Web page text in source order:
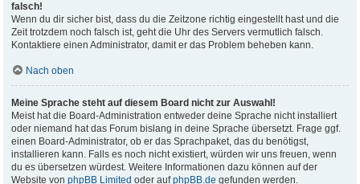
falsch!
Wenn du dir sicher bist, dass du die Zeitzone richtig eingestellt hast und die
Zeit trotzdem noch falsch ist, geht die Uhr des Servers vermutlich falsch.
Kontaktiere einen Administrator, damit er das Problem beheben kann.
Nach oben
Meine Sprache steht auf diesem Board nicht zur Auswahl!
Meist hat die Board-Administration entweder deine Sprache nicht installiert
oder niemand hat das Forum bislang in deine Sprache übersetzt. Frage ggf.
einen Board-Administrator, ob er das Sprachpaket, das du benötigst,
installieren kann. Falls es noch nicht existiert, würden wir uns freuen, wenn
du es übersetzen würdest. Weitere Informationen dazu können auf der
Website vonphpBB Limited oder aufphpBB.de gefunden werden.